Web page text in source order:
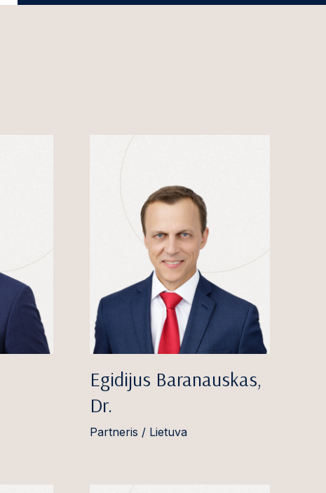
Egidijus Baranauskas,
Dr.
Partneris / Lietuva